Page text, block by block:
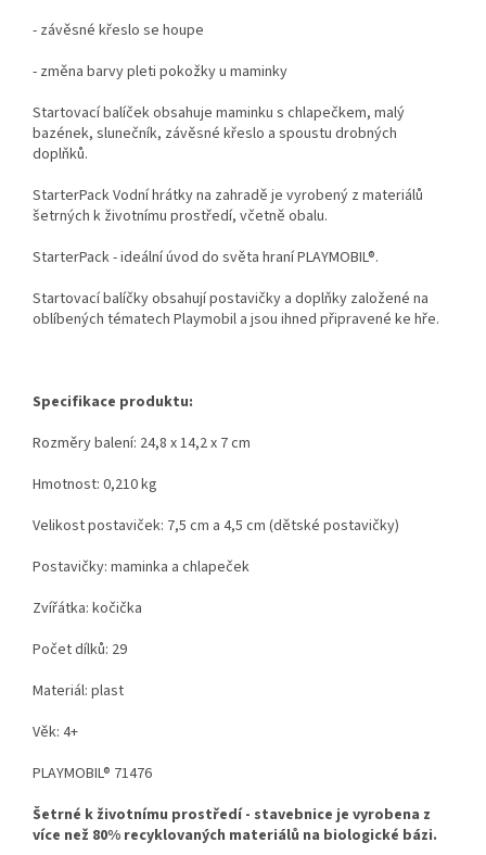
- závěsné křeslo se houpe
- změna barvy pleti pokožky u maminky
Startovací balíček obsahuje maminku s chlapečkem, malý
bazének, slunečník, závěsné křeslo a spoustu drobných
doplňků.
StarterPack Vodní hrátky na zahradě je vyrobený z materiálů
šetrných k životnímu prostředí, včetně obalu.
StarterPack - ideální úvod do světa hraní PLAYMOBIL®.
Startovací balíčky obsahují postavičky a doplňky založené na
oblíbených tématech Playmobil a jsou ihned připravené ke hře.
Specifikace produktu:
Rozměry balení: 24,8 x 14,2 x 7 cm
Hmotnost: 0,210 kg
Velikost postaviček: 7,5 cm a 4,5 cm (dětské postavičky)
Postavičky: maminka a chlapeček
Zvířátka: kočička
Počet dílků: 29
Materiál: plast
Věk: 4+
PLAYMOBIL® 71476
Šetrné k životnímu prostředí - stavebnice je vyrobena z
více než 80% recyklovaných materiálů na biologické bázi.